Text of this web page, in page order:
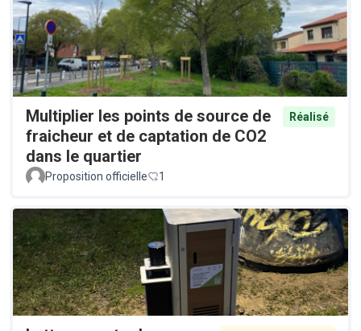
Multiplier les points de source de
fraicheur et de captation de CO2
dans le quartier
Réalisé
Proposition officielle 1